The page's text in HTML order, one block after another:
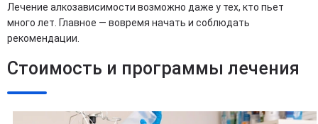
Лечение алкозависимости возможно даже у тех, кто пьет
много лет. Главное — вовремя начать и соблюдать
рекомендации.
Стоимость и программы лечения